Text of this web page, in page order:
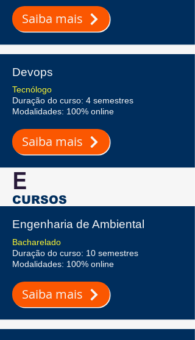
Saiba mais
Devops
Tecnólogo
Duração do curso: 4 semestres
Modalidades: 100% online
Saiba mais
E
CURSOS
Engenharia de Ambiental
Bacharelado
Duração do curso: 10 semestres
Modalidades: 100% online
Saiba mais